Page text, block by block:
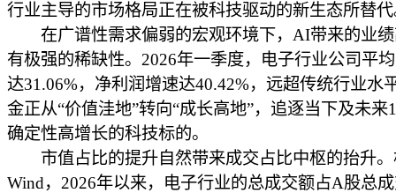
行业主导的市场格局正在被科技驱动的新生态所替
在广谱性需求偏弱的宏观环境下，AI带来的业绩
有极强的稀缺性。2026年一季度，电子行业公司平
达31.06%，净利润增速达40.42%，远超传统行业水
金正从“价值洼地”转向“成长高地”，追逐当下及未来
确定性高增长的科技标的。
市值占比的提升自然带来成交占比中枢的抬升。
Wind，2026年以来，电子行业的总成交额占A股总